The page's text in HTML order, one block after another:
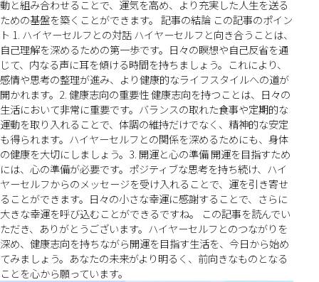
動と組み合わせることで、運気を高め、より充実した人生を送る
ための基盤を築くことができます。 記事の結論 この記事のポイン
ト 1. ハイヤーセルフとの対話 ハイヤーセルフと向き合うことは、
自己理解を深めるための第一歩です。日々の瞑想や自己反省を通
じて、内なる声に耳を傾ける時間を持ちましょう。これにより、
感情や思考の整理が進み、より健康的なライフスタイルへの道が
開かれます。2. 健康志向の重要性 健康志向を持つことは、日々の
生活において非常に重要です。バランスの取れた食事や定期的な
運動を取り入れることで、体調の維持だけでなく、精神的な安定
も得られます。ハイヤーセルフとの関係を深めるためにも、身体
の健康を大切にしましょう。3. 開運と心の準備 開運を目指すため
には、心の準備が必要です。ポジティブな思考を持ち続け、ハイ
ヤーセルフからのメッセージを受け入れることで、運を引き寄せ
ることができます。日々の小さな幸運に感謝することで、さらに
大きな幸運を呼び込むことができるですね。 この記事を読んでい
ただき、ありがとうございます。ハイヤーセルフとのつながりを
深め、健康志向を持ちながら開運を目指す生活を、今日から始め
てみましょう。あなたの未来がより明るく、前向きなものとなる
ことを心から願っています。